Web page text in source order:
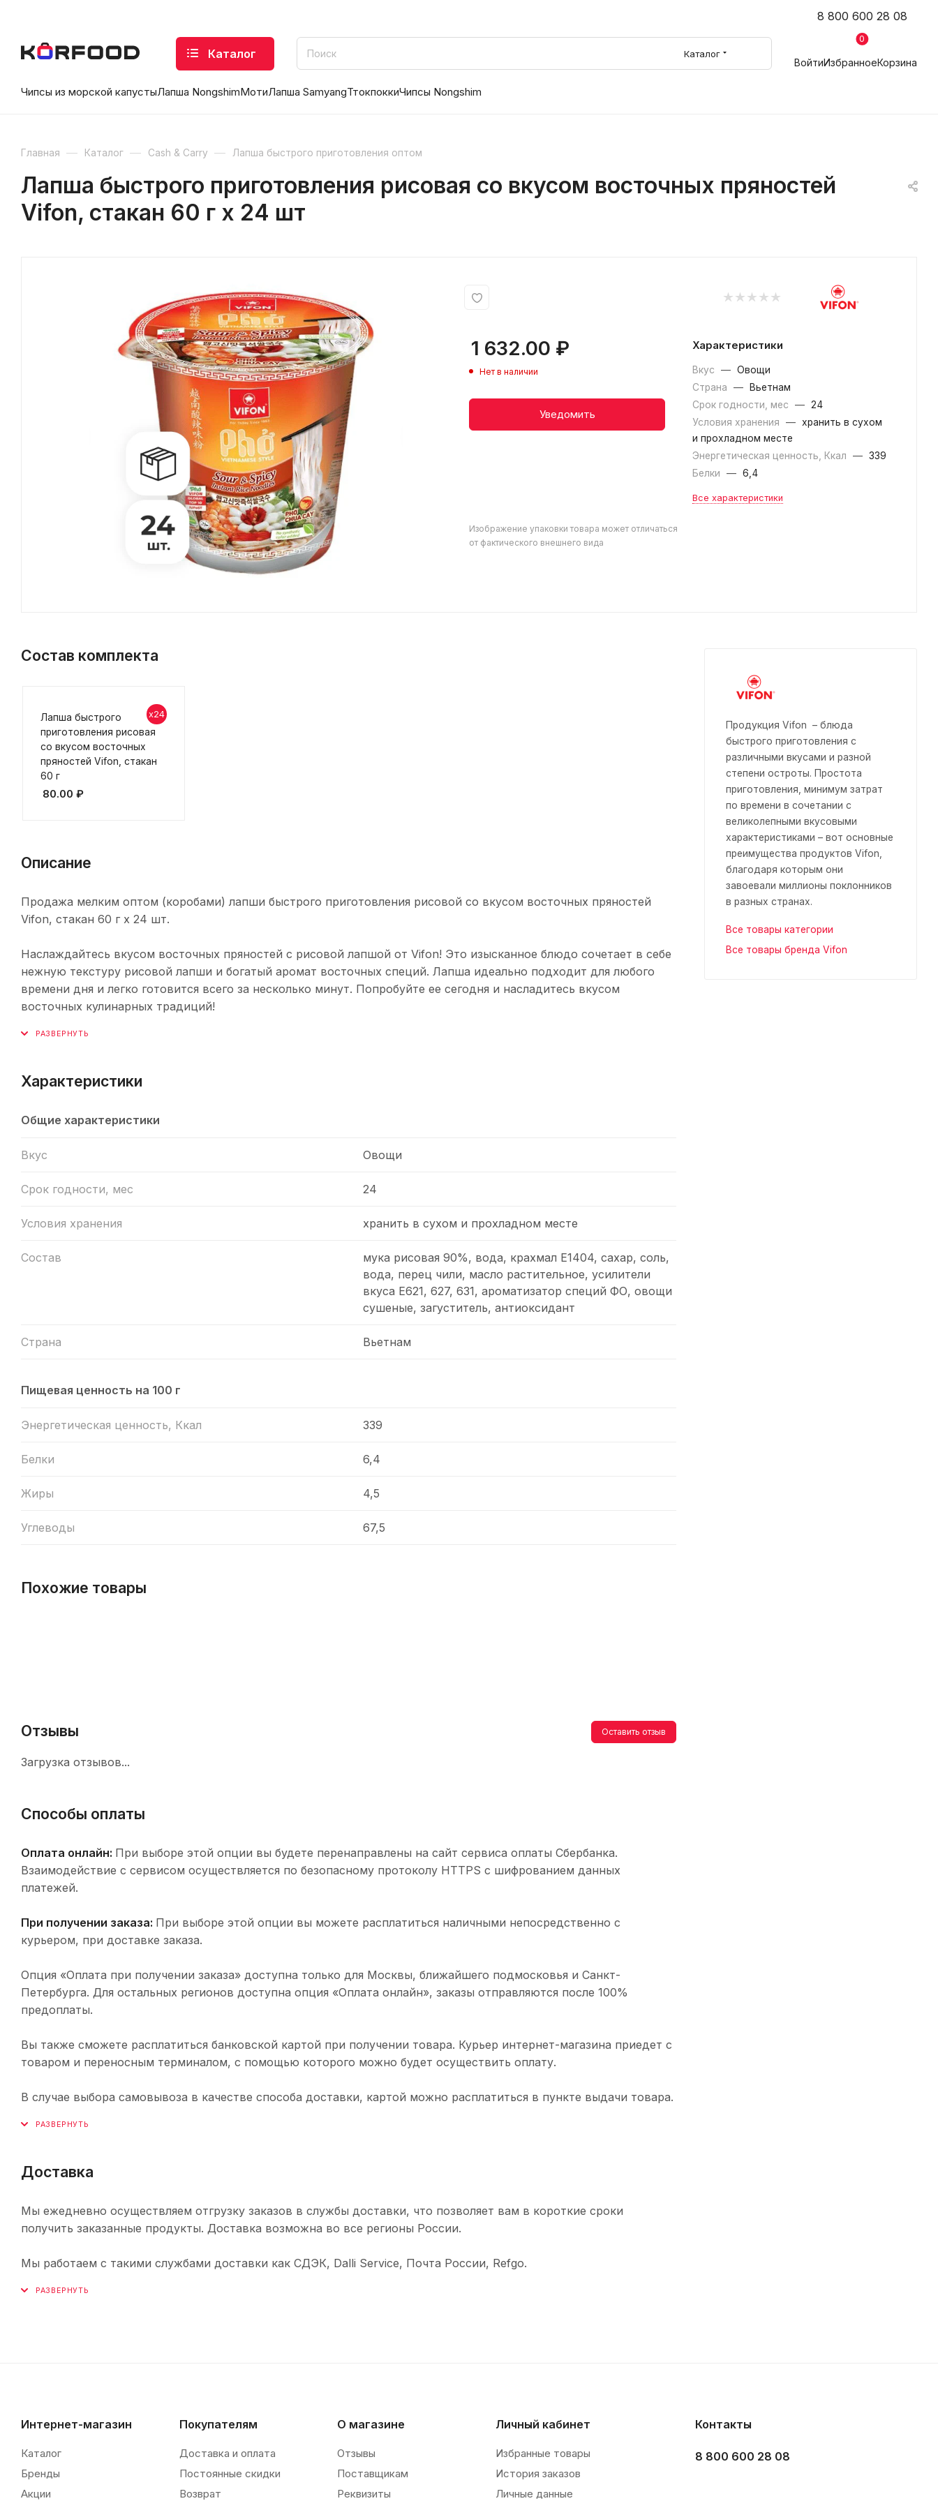
8 800 600 28 08
Каталог Каталог
ВойтиИзбранное
0
Корзина
Чипсы из морской капустыЛапша NongshimМотиЛапша SamyangТтокпоккиЧипсы Nongshim
Главная — Каталог — Cash & Carry — Лапша быстрого приготовления оптом
Лапша быстрого приготовления рисовая со вкусом восточных пряностей
Vifon, стакан 60 г х 24 шт
1 632.00 ₽
Нет в наличии
Уведомить
Характеристики
Вкус — Овощи
Страна
—
Вьетнам
Срок годности, мес
— 24
Условия хранения
— хранить в сухом
и прохладном месте
Энергетическая ценность, Ккал
— 339
Белки
— 6,4
Все характеристики
Изображение упаковки товара может отличаться
от фактического внешнего вида
Состав комплекта
x24
Лапша быстрого
приготовления рисовая
со вкусом восточных
пряностей Vifon, стакан
60 г
80.00 ₽
Описание
Продажа мелким оптом (коробами) лапши быстрого приготовления рисовой со вкусом восточных пряностей
Vifon, стакан 60 г х 24 шт.
Наслаждайтесь вкусом восточных пряностей с рисовой лапшой от Vifon! Это изысканное блюдо сочетает в себе
нежную текстуру рисовой лапши и богатый аромат восточных специй. Лапша идеально подходит для любого
времени дня и легко готовится всего за несколько минут. Попробуйте ее сегодня и насладитесь вкусом
восточных кулинарных традиций!
Характеристики
Общие характеристики
Вкус Овощи
Срок годности, мес 24
Условия хранения хранить в сухом и прохладном месте
Состав
мука рисовая 90%, вода, крахмал Е1404, сахар, соль,
вода, перец чили, масло растительное, усилители
вкуса Е621, 627, 631, ароматизатор специй ФО, овощи
сушеные, загуститель, антиоксидант
Страна Вьетнам
Пищевая ценность на 100 г
Энергетическая ценность, Ккал 339
Белки 6,4
Жиры 4,5
Углеводы 67,5
Похожие товары
Отзывы Оставить отзыв
Загрузка отзывов...
Способы оплаты
Оплата онлайн: При выборе этой опции вы будете перенаправлены на сайт сервиса оплаты Сбербанка.
Взаимодействие с сервисом осуществляется по безопасному протоколу HTTPS с шифрованием данных
платежей.
При получении заказа: При выборе этой опции вы можете расплатиться наличными непосредственно с
курьером, при доставке заказа.
Опция «Оплата при получении заказа» доступна только для Москвы, ближайшего подмосковья и Санкт-
Петербурга. Для остальных регионов доступна опция «Оплата онлайн», заказы отправляются после 100%
предоплаты.
Вы также сможете расплатиться банковской картой при получении товара. Курьер интернет-магазина приедет с
товаром и переносным терминалом, с помощью которого можно будет осуществить оплату.
В случае выбора самовывоза в качестве способа доставки, картой можно расплатиться в пункте выдачи товара.
Доставка
Мы ежедневно осуществляем отгрузку заказов в службы доставки, что позволяет вам в короткие сроки
получить заказанные продукты. Доставка возможна во все регионы России.
Мы работаем с такими службами доставки как СДЭК, Dalli Service, Почта России, Refgo.
Продукция Vifon – блюда
быстрого приготовления с
различными вкусами и разной
степени остроты. Простота
приготовления, минимум затрат
по времени в сочетании с
великолепными вкусовыми
характеристиками – вот основные
преимущества продуктов Vifon,
благодаря которым они
завоевали миллионы поклонников
в разных странах.
Все товары категории
Все товары бренда Vifon
Интернет-магазин
Каталог
Бренды
Акции
Покупателям
Доставка и оплата
Постоянные скидки
Возврат
О магазине
Отзывы
Поставщикам
Реквизиты
Личный кабинет
Избранные товары
История заказов
Личные данные
Контакты
8 800 600 28 08